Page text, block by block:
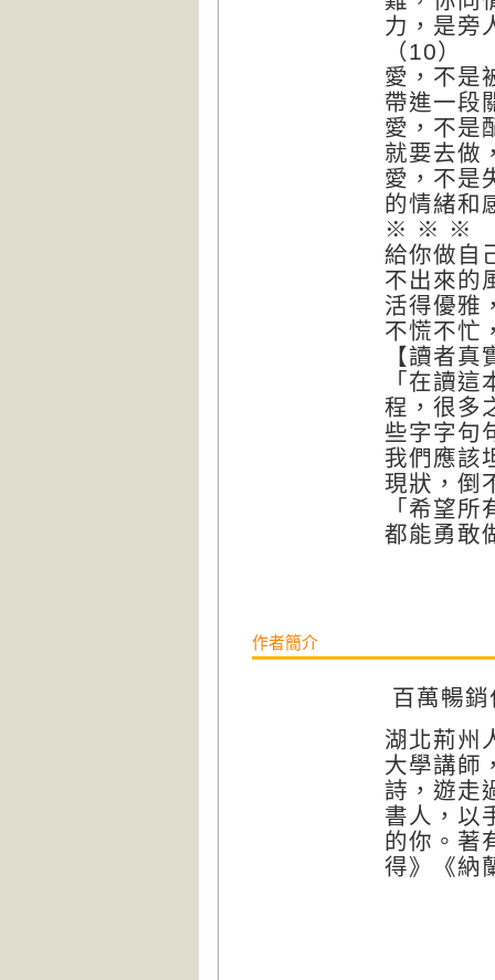
力，是旁
（10）
愛，不是
帶進一段
愛，不是
就要去做
愛，不是
的情緒和
※ ※ ※
給你做自
不出來的
活得優雅
不慌不忙
【讀者真
「在讀
程，很多
些字字句
我們應該
現狀，倒
「希望
都能勇敢
作者簡介
百萬暢
湖北荊州
大學講師
詩，遊走
書人，以
的你。著
得》《納